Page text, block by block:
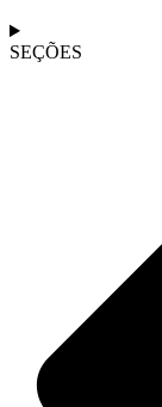
SEÇÕES